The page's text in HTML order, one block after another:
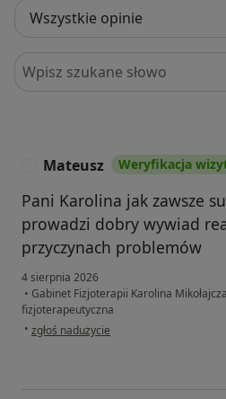
Szukaj w opiniach
Mateusz Weryfikacja
Pani Karolina jak zawsze
prowadzi dobry wywiad
przyczynach problemów
4 sierpnia 2026
• Gabinet Fizjoterapii Karolina
fizjoterapeutyczna
• w opinii użytkownika Mateusz
zgłoś nadużycie